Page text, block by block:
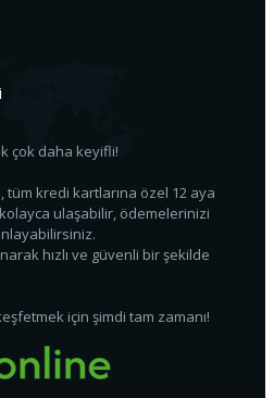
çok daha keyifli!
tüm kredi kartlarına özel 12 aya
ulaşabilir, ödemelerinizi
hızlı ve güvenli bir şekilde
için şimdi tam zamanı!